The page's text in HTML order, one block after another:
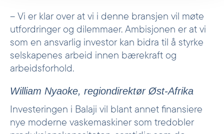
– Vi er klar over at vi i denne bransjen vil møte
utfordringer og dilemmaer. Ambisjonen er at vi
som en ansvarlig investor kan bidra til å styrke
selskapenes arbeid innen bærekraft og
arbeidsforhold.
William Nyaoke, regiondirektør Øst-Afrika
Investeringen i Balaji vil blant annet finansiere
nye moderne vaskemaskiner som tredobler